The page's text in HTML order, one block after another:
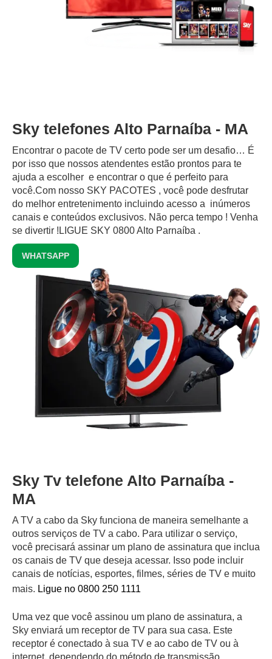
Sky telefones Alto Parnaíba - MA
Encontrar o pacote de TV certo pode ser um desafio… É
por isso que nossos atendentes estão prontos para te
ajuda a escolher e encontrar o que é perfeito para
você.Com nosso SKY PACOTES , você pode desfrutar
do melhor entretenimento incluindo acesso a inúmeros
canais e conteúdos exclusivos.‍ Não perca tempo ! Venha
se divertir !LIGUE SKY 0800 Alto Parnaíba .
WHATSAPP
Sky Tv telefone Alto Parnaíba -
MA
A TV a cabo da Sky funciona de maneira semelhante a
outros serviços de TV a cabo. Para utilizar o serviço,
você precisará assinar um plano de assinatura que inclua
os canais de TV que deseja acessar. Isso pode incluir
canais de notícias, esportes, filmes, séries de TV e muito
mais. Ligue no 0800 250 1111
Uma vez que você assinou um plano de assinatura, a
Sky enviará um receptor de TV para sua casa. Este
receptor é conectado à sua TV e ao cabo de TV ou à
internet, dependendo do método de transmissão